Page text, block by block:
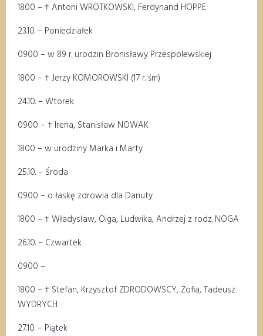
1800 – † Antoni WROTKOWSKI, Ferdynand HOPPE
23.10. – Poniedziałek
0900 –w 89 r. urodzin Bronisławy Przespolewskiej
1800 –† Jerzy KOMOROWSKI (17 r. śm)
24.10. – Wtorek
0900 –† Irena, Stanisław NOWAK
1800 –w urodziny Marka i Marty
25.10. – Środa
0900 – o łaskę zdrowia dla Danuty
1800 –† Władysław, Olga, Ludwika, Andrzej z rodz. NOGA
26.10. – Czwartek
0900 –
1800 –† Stefan, Krzysztof ZDRODOWSCY, Zofia, Tadeusz
WYDRYCH
27.10. – Piątek